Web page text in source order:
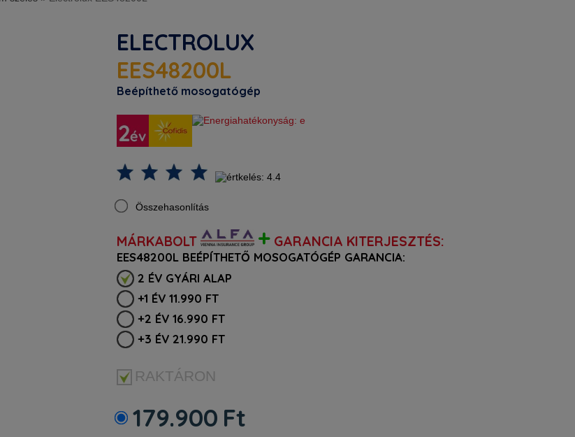
ELECTROLUX
EES48200L
Beépíthető mosogatógép
Összehasonlítás
MÁRKABOLT + GARANCIA KITERJESZTÉS:
EES48200L BEÉPÍTHETŐ MOSOGATÓGÉP GARANCIA:
2 ÉV GYÁRI ALAP
+1 ÉV 11.990 FT
+2 ÉV 16.990 FT
+3 ÉV 21.990 FT
RAKTÁRON
179.900 Ft